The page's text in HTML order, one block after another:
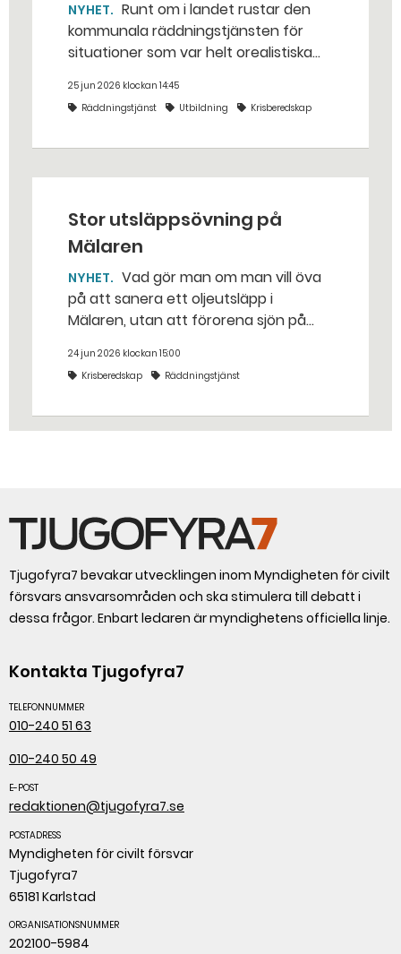
NYHET
kommunala räddningstjänsten för
situationer som var helt orealistiska
bakhåll, utspridda granater och hot
från livsfarliga drönare i det
25 jun 2026 klockan 14:45
Räddningstjänst
Utbildning Krisberedskap
Stor utsläppsövning på
Mälaren
NYHET
på att sanera ett oljeutsläpp i
Mälaren, utan att förorena sjön på
stället. Det gjorde räddningstjänsten i
Eskilstuna – tio kubikmeter närmare
24 jun 2026 klockan 15:00
Krisberedskap
Räddningstjänst
Tjugofyra7 bevakar utvecklingen inom Myndigheten för civilt
försvars ansvarsområden och ska stimulera till debatt i
dessa frågor. Enbart ledaren är myndighetens officiella linje.
Kontakta Tjugofyra7
TELEFONNUMMER
010-240 51 63
010-240 50 49
E-POST
redaktionen@tjugofyra7.se
POSTADRESS
Myndigheten för civilt försvar
Tjugofyra7
65181 Karlstad
ORGANISATIONSNUMMER
202100-5984